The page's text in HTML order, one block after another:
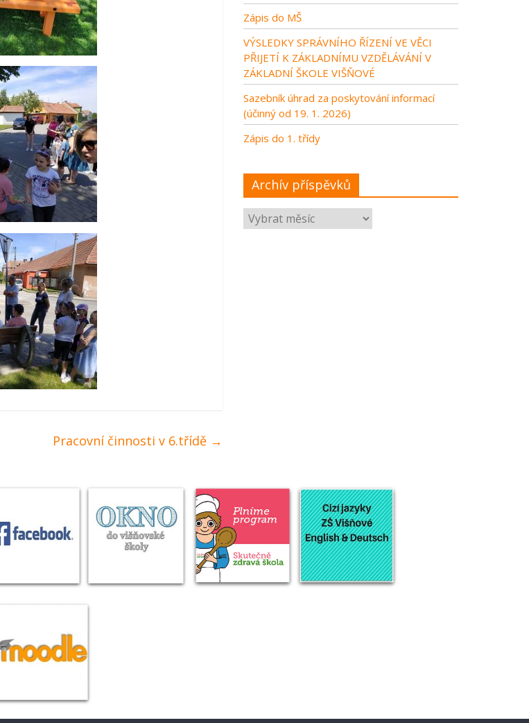
Pracovní činnosti v 6.třídě →
Zápis do MŠ
VÝSLEDKY SPRÁVNÍHO ŘÍZENÍ VE VĚCI
PŘIJETÍ K ZÁKLADNÍMU VZDĚLÁVÁNÍ V
ZÁKLADNÍ ŠKOLE VIŠŇOVÉ
Sazebník úhrad za poskytování informací
(účinný od 19. 1. 2026)
Zápis do 1. třídy
Archív příspěvků